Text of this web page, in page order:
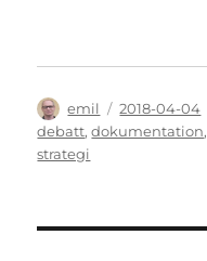
Författare
emil
Publicerat
den
2018-04-04
debatt,dokumentation,
strategi